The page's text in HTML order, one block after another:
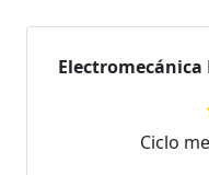
Ciclo